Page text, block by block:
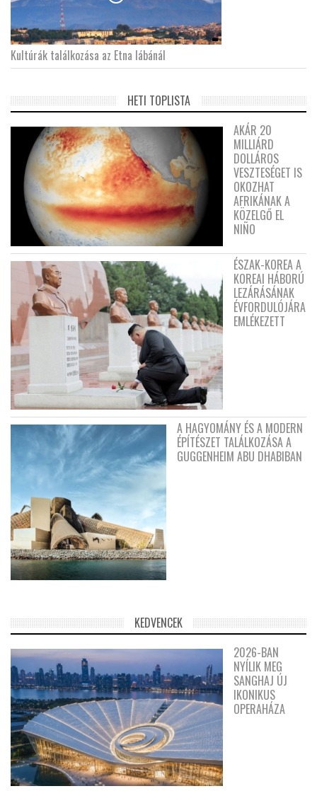
Kultúrák találkozása az Etna lábánál
HETI TOPLISTA
AKÁR 20
MILLIÁRD
DOLLÁROS
VESZTESÉGET IS
OKOZHAT
AFRIKÁNAK A
KÖZELGŐ EL
NIÑO
ÉSZAK-KOREA A
KOREAI HÁBORÚ
LEZÁRÁSÁNAK
ÉVFORDULÓJÁRA
EMLÉKEZETT
A HAGYOMÁNY ÉS A MODERN
ÉPÍTÉSZET TALÁLKOZÁSA A
GUGGENHEIM ABU DHABIBAN
KEDVENCEK
2026-BAN
NYÍLIK MEG
SANGHAJ ÚJ
IKONIKUS
OPERAHÁZA